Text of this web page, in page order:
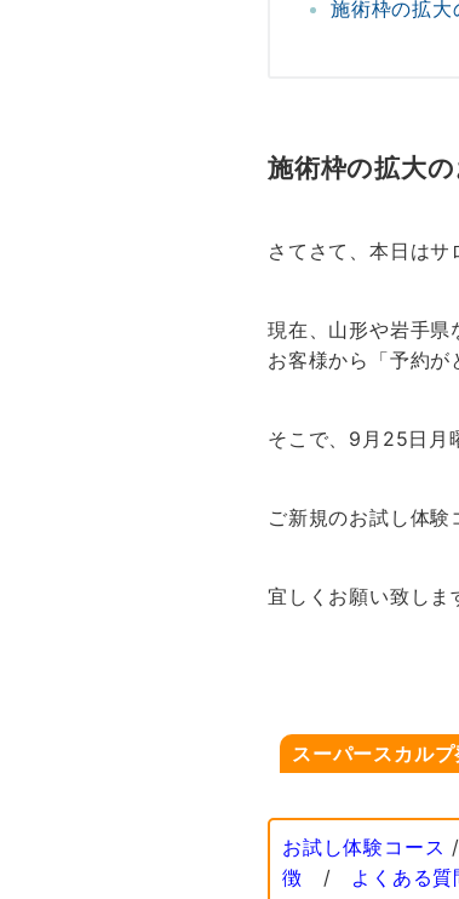
施術枠の拡大
施術枠の拡大
さてさて、本日はサ
現在、山形や岩手県
お客様から「予約が
そこで、9月25日月
ご新規のお試し体験
宜しくお願い致しま
スーパースカル
お試し体験コース /
徴 / よくある質